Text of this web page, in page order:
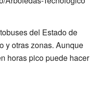
del Estado de
y otras zonas. Aunque
horas pico puede hacer